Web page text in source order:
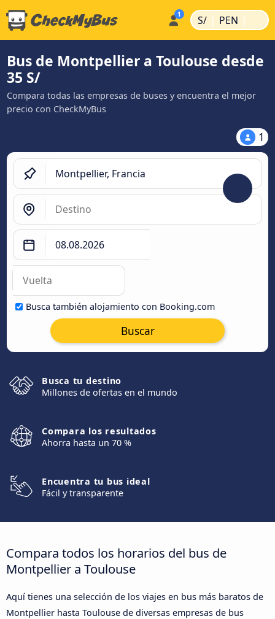
S/ | PEN |
Bus de Montpellier a Toulouse desde
35 S/
Compara todas las empresas de buses y encuentra el mejor
precio con CheckMyBus
1
Busca también alojamiento con Booking.com
Buscar
Busca tu destino
Millones de ofertas en el mundo
Compara los resultados
Ahorra hasta un 70 %
Encuentra tu bus ideal
Fácil y transparente
Compara todos los horarios del bus de
Montpellier a Toulouse
Aquí tienes una selección de los viajes en bus más baratos de
Montpellier hasta Toulouse de diversas empresas de bus